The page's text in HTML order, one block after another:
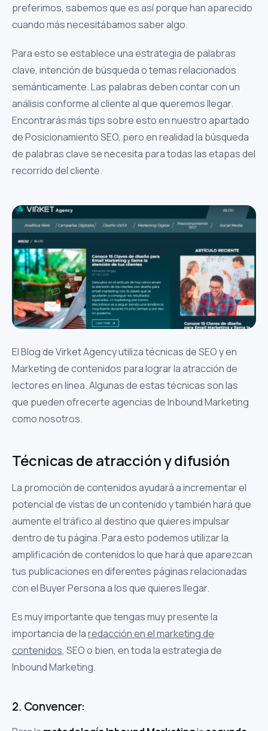
preferimos, sabemos que es así porque han aparecido
cuando más necesitábamos saber algo.
Para esto se establece una estrategia de palabras
clave, intención de búsqueda o temas relacionados
semánticamente. Las palabras deben contar con un
análisis conforme al cliente al que queremos llegar.
Encontrarás más tips sobre esto en nuestro apartado
de Posicionamiento SEO, pero en realidad la búsqueda
de palabras clave se necesita para todas las etapas del
recorrido del cliente.
El Blog de Virket Agency utiliza técnicas de SEO y en
Marketing de contenidos para lograr la atracción de
lectores en línea. Algunas de estas técnicas son las
que pueden ofrecerte agencias de Inbound Marketing
como nosotros.
Técnicas de atracción y difusión
La promoción de contenidos ayudará a incrementar el
potencial de vistas de un contenido y también hará que
aumente el tráfico al destino que quieres impulsar
dentro de tu página. Para esto podemos utilizar la
amplificación de contenidos lo que hará que aparezcan
tus publicaciones en diferentes páginas relacionadas
con el Buyer Persona a los que quieres llegar.
Es muy importante que tengas muy presente la
importancia de laredacción en el marketing de
contenidos, SEO o bien, en toda la estrategia de
Inbound Marketing.
2. Convencer: